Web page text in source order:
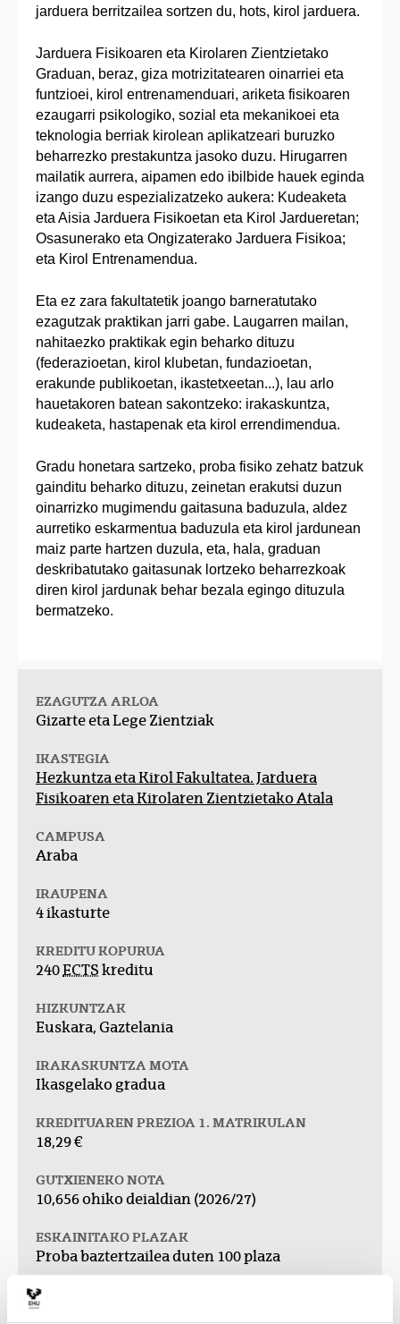
jarduera berritzailea sortzen du, hots, kirol jarduera.
Jarduera Fisikoaren eta Kirolaren Zientzietako
Graduan, beraz, giza motrizitatearen oinarriei eta
funtzioei, kirol entrenamenduari, ariketa fisikoaren
ezaugarri psikologiko, sozial eta mekanikoei eta
teknologia berriak kirolean aplikatzeari buruzko
beharrezko prestakuntza jasoko duzu. Hirugarren
mailatik aurrera, aipamen edo ibilbide hauek eginda
izango duzu espezializatzeko aukera: Kudeaketa
eta Aisia Jarduera Fisikoetan eta Kirol Jardueretan;
Osasunerako eta Ongizaterako Jarduera Fisikoa;
eta Kirol Entrenamendua.
Eta ez zara fakultatetik joango barneratutako
ezagutzak praktikan jarri gabe. Laugarren mailan,
nahitaezko praktikak egin beharko dituzu
(federazioetan, kirol klubetan, fundazioetan,
erakunde publikoetan, ikastetxeetan...), lau arlo
hauetakoren batean sakontzeko: irakaskuntza,
kudeaketa, hastapenak eta kirol errendimendua.
Gradu honetara sartzeko, proba fisiko zehatz batzuk
gainditu beharko dituzu, zeinetan erakutsi duzun
oinarrizko mugimendu gaitasuna baduzula, aldez
aurretiko eskarmentua baduzula eta kirol jardunean
maiz parte hartzen duzula, eta, hala, graduan
deskribatutako gaitasunak lortzeko beharrezkoak
diren kirol jardunak behar bezala egingo dituzula
bermatzeko.
EZAGUTZA ARLOA
Gizarte eta Lege Zientziak
IKASTEGIA
Hezkuntza eta Kirol Fakultatea. Jarduera
Fisikoaren eta Kirolaren Zientzietako Atala
CAMPUSA
Araba
IRAUPENA
4 ikasturte
KREDITU KOPURUA
240ECTS kreditu
HIZKUNTZAK
Euskara, Gaztelania
IRAKASKUNTZA MOTA
Ikasgelako gradua
KREDITUAREN PREZIOA 1. MATRIKULAN
18,29 €
GUTXIENEKO NOTA
10,656 ohiko deialdian (2026/27)
ESKAINITAKO PLAZAK
Proba baztertzailea duten 100 plaza